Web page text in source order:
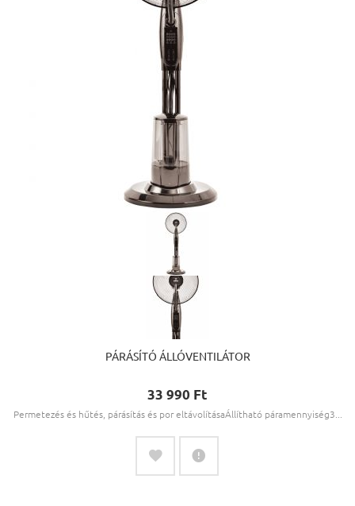
PÁRÁSÍTÓ ÁLLÓVENTILÁTOR
33 990 Ft‎
Permetezés és hűtés, párásítás és por eltávolításaÁllítható páramennyiség3...